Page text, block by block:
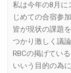
私は今年の8月に
じめての合宿参
皆が現状の課題
つかり激しく議
RBCの掲げてい
いいう目的の為に